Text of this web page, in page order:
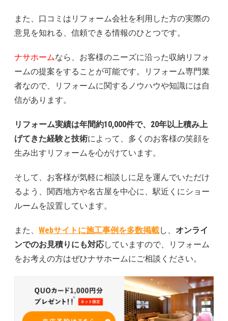
また、口コミはリフォーム会社を利用した方の実際の
意見を知れる、信頼できる情報のひとつです。
ナサホームなら、お客様のニーズに沿った収納リフォ
ームの提案をすることが可能です。リフォーム専門業
者なので、リフォームに関するノウハウや知識には自
信があります。
リフォーム実績は年間約10,000件で、20年以上積み上
げてきた経験と技術によって、多くのお客様の笑顔を
生み出すリフォームを心がけています。
そして、お客様が気軽に相談しに足を運んでいただけ
るよう、関西地方や名古屋を中心に、駅近くにショー
ルームを設置しています。
また、 Webサイトに施工事例を多数掲載し、 オンライ
ンでのお見積りにも対応していますので、リフォーム
をお考えの方はぜひナサホームにご相談ください。